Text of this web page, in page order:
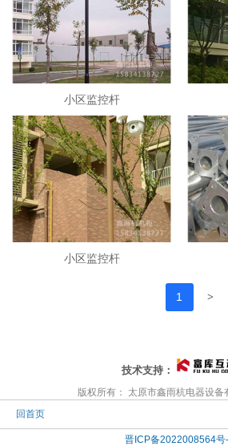
小区监控杆
小区监控杆
1 >
技术支持：
版权所有： 太原市鑫雨杭电器设备
回首页
晋ICP备2022008564号